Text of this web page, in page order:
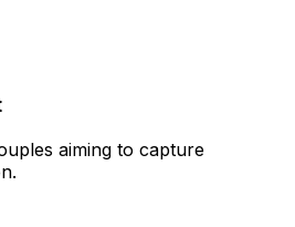
aiming to capture